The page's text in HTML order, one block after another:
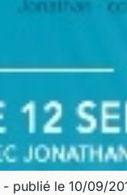
- publié le 10/09/